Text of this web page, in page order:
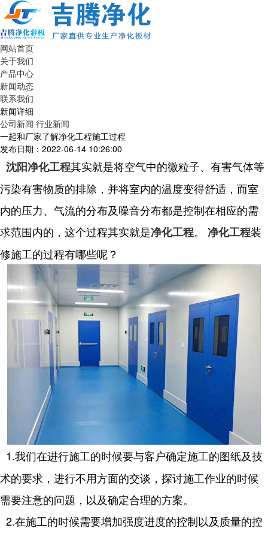
网站首页
关于我们
产品中心
新闻动态
联系我们
新闻详细
公司新闻 行业新闻
一起和厂家了解净化工程施工过程
发布日期：2022-06-14 10:26:00
沈阳净化工程其实就是将空气中的微粒子、有害气体等
污染有害物质的排除，并将室内的温度变得舒适，而室
内的压力、气流的分布及噪音分布都是控制在相应的需
求范围内的，这个过程其实就是净化工程。 净化工程装
修施工的过程有哪些呢？
1.我们在进行施工的时候要与客户确定施工的图纸及技
术的要求，进行不用方面的交谈，探讨施工作业的时候
需要注意的问题，以及确定合理的方案。
2.在施工的时候需要增加强度进度的控制以及质量的控